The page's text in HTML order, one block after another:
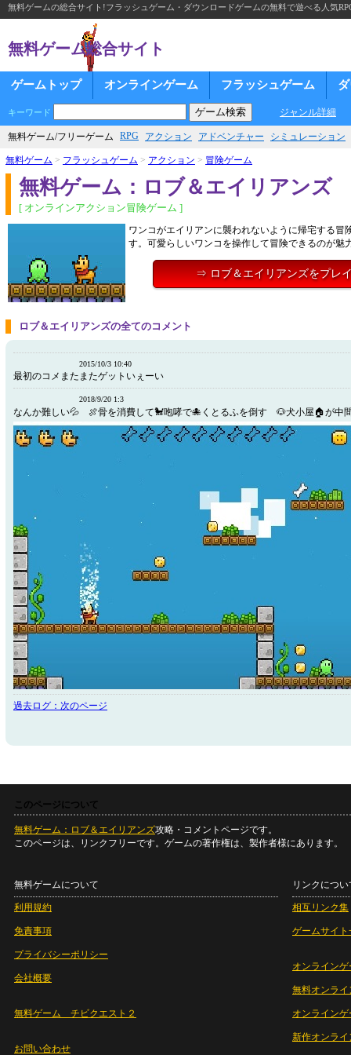
無料ゲームの総合サイト!フラッシュゲーム・ダウンロードゲームの無料で遊べる人気
無料ゲーム総合サイト
ゲームトップ オンラインゲーム フラッシュゲーム
キーワード ジャンル詳細
無料ゲーム/フリーゲーム RPG アクション アドベンチャー シミュレーション
無料ゲーム > フラッシュゲーム > アクション > 冒険ゲーム
無料ゲーム：ロブ＆エイリアンズ
[ オンラインアクション冒険ゲーム ]
ワンコがエイリアンに襲われないように帰宅する冒
す。可愛らしいワンコを操作して冒険できるのが魅
⇒ ロブ＆エイリアンズをプレ
ロブ＆エイリアンズの全てのコメント
2015/10/3 10:40
最初のコメまたまたゲットいぇーい
2018/9/20 1:3
なんか難しい💦 🍖骨を消費して🐩咆哮で🐙くとるふを倒す 🐶犬小屋🏠が中
過去ログ：次のページ
このページについて
無料ゲーム：ロブ＆エイリアンズ攻略・コメントページです。
このページは、リンクフリーです。ゲームの著作権は、製作者様にあります。
無料ゲームについて
利用規約
免責事項
プライバシーポリシー
会社概要
無料ゲーム チビクエスト２
お問い合わせ
リンクについ
相互リンク集
ゲームサイト
オンラインゲ
無料オンライ
オンライン
新作オンライ